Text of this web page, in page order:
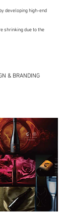
developing high-end
shrinking due to the
& BRANDING